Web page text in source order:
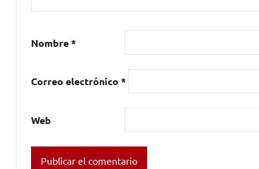
Nombre*
Correo electrónico *
Web